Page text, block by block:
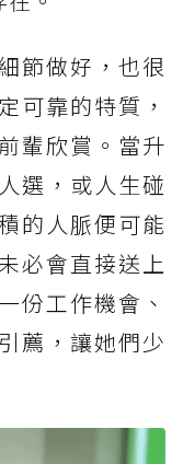
節做好，也很
可靠的特質，
輩欣賞。當升
選，或人生碰
的人脈便可能
必會直接送上
份工作機會、
薦，讓她們少